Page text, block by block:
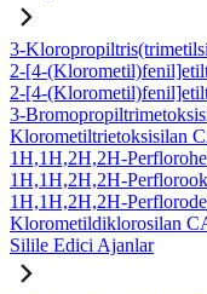
3-
2-[4-
2-[4-
3-
Klorometiltrietoksisilan
1H,1H,2H,2H-
1H,1H,2H,2H-
1H,1H,2H,2H-
Klorometildiklorosilan
Silile Edici Ajanlar